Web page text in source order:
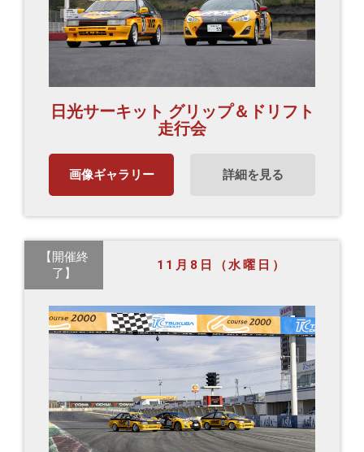
日光サーキット グリップ＆ドリフト
走行会
画像ギャラリー 詳細を見る
【開催終
了】
11月8日（水曜日）